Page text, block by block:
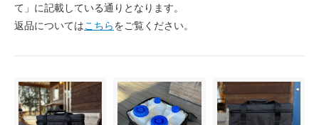
て」に記載している通りとなります。
返品についてはこちらをご覧ください。